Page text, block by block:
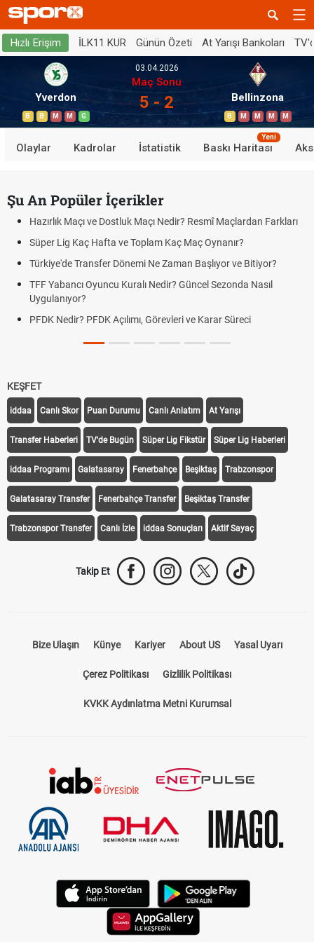
Hızlı Erişim İLK11 KUR Günün Özeti At Yarışı Bankoları
Yverdon
B B M M G
03.04.2026
Maç Sonu
5 - 2 Bellinzona
B M M M M
Olaylar Kadrolar İstatistik Baskı Haritası
Yeni
Şu An Popüler İçerikler
Hazırlık Maçı ve Dostluk Maçı Nedir? Resmî Maçlardan Farkları
Süper Lig Kaç Hafta ve Toplam Kaç Maç Oynanır?
Türkiye'de Transfer Dönemi Ne Zaman Başlıyor ve Bitiyor?
TFF Yabancı Oyuncu Kuralı Nedir? Güncel Sezonda Nasıl
Uygulanıyor?
PFDK Nedir? PFDK Açılımı, Görevleri ve Karar Süreci
KEŞFET
iddaa Canlı Skor Puan Durumu Canlı Anlatım At Yarışı
Transfer Haberleri TV'de Bugün Süper Lig Fikstür Süper Lig Haberleri
iddaa Programı Galatasaray Fenerbahçe Beşiktaş Trabzonspor
Galatasaray Transfer Fenerbahçe Transfer Beşiktaş Transfer
Trabzonspor Transfer Canlı İzle iddaa Sonuçları Aktif Sayaç
Takip Et
Bize Ulaşın Künye Kariyer About US Yasal Uyarı
Çerez Politikası Gizlilik Politikası
KVKK Aydınlatma Metni Kurumsal